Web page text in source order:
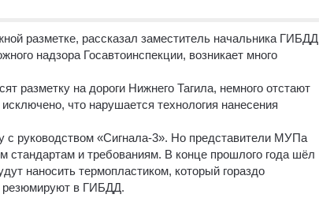
разметке, рассказал заместитель начальника ГИБДД
надзора Госавтоинспекции, возникает много
разметку на дороги Нижнего Тагила, немного отстают
что нарушается технология нанесения
руководством «Сигнала-3». Но представители МУПа
стандартам и требованиям. В конце прошлого года шёл
наносить термопластиком, который гораздо
резюмируют в ГИБДД.